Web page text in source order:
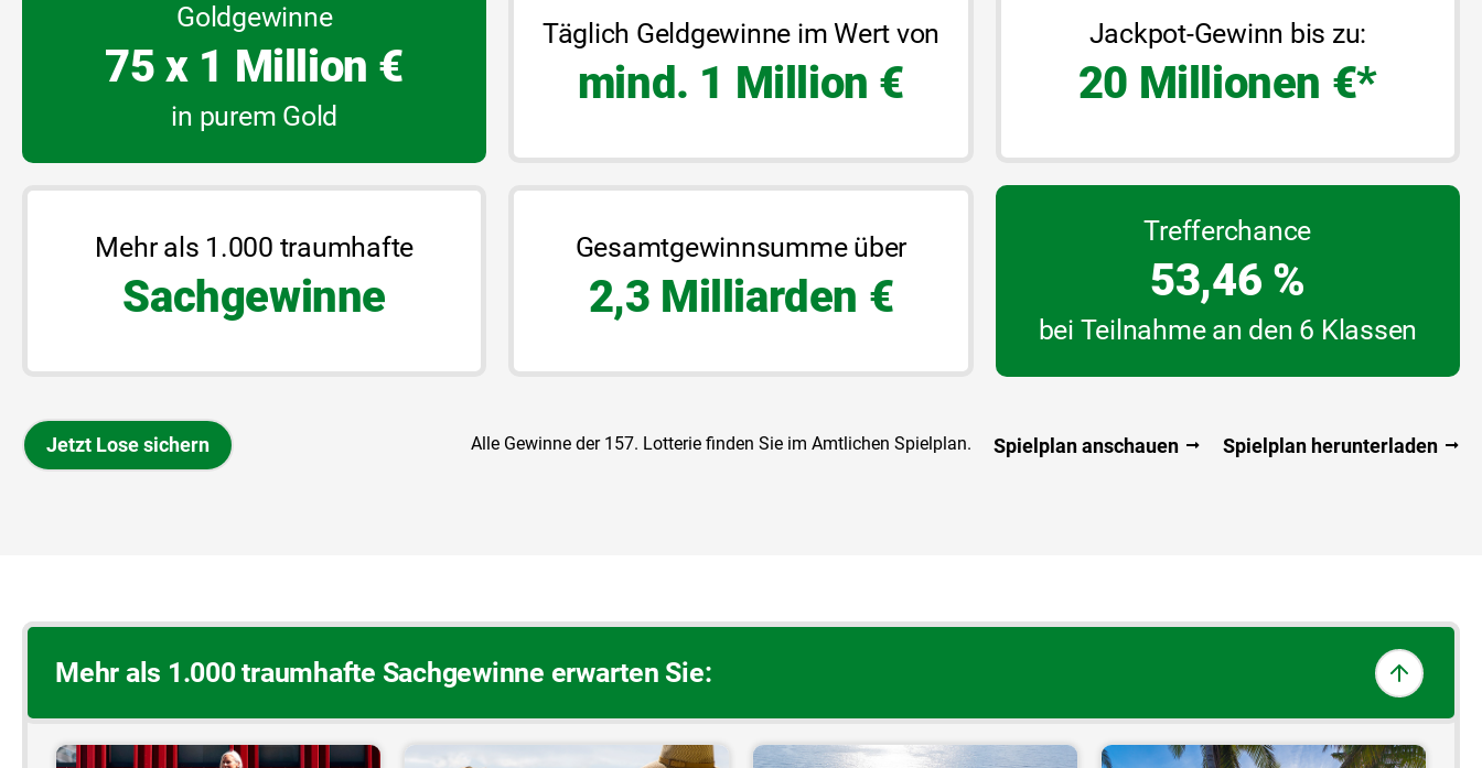
Goldgewinne
75 x 1 Million €
in purem Gold
Täglich Geldgewinne im Wert von
mind. 1 Million €
Jackpot-Gewinn bis zu:
20 Millionen €*
Mehr als 1.000 traumhafte
Sachgewinne
Gesamtgewinnsumme über
2,3 Milliarden €
Trefferchance
53,46 %
bei Teilnahme an den 6 Klassen
Jetzt Lose sichern Alle Gewinne der 157. Lotterie finden Sie im Amtlichen Spielplan. Spielplan anschauen Spielplan herunterladen
Mehr als 1.000 traumhafte Sachgewinne erwarten Sie: